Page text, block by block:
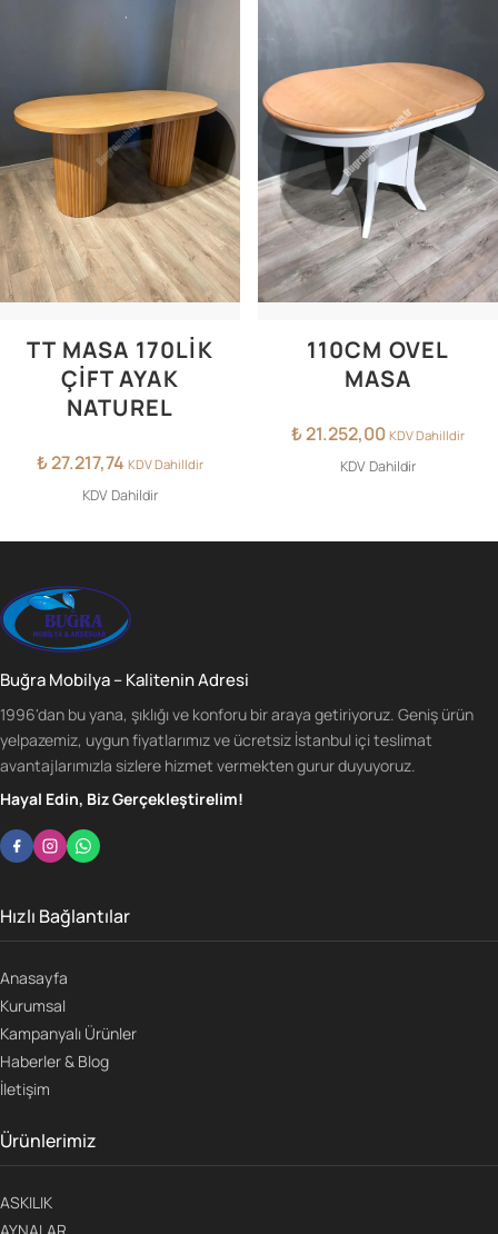
TT MASA 170LIK
ÇIFT AYAK
NATUREL
₺27.217,74 KDV Dahilldir
KDV Dahildir
110CM OVEL
MASA
₺21.252,00 KDV Dahilldir
KDV Dahildir
Buğra Mobilya – Kalitenin Adresi
1996'dan bu yana, şıklığı ve konforu bir araya getiriyoruz. Geniş ürün
yelpazemiz, uygun fiyatlarımız ve ücretsiz İstanbul içi teslimat
avantajlarımızla sizlere hizmet vermekten gurur duyuyoruz.
Hayal Edin, Biz Gerçekleştirelim!
Hızlı Bağlantılar
Anasayfa
Kurumsal
Kampanyalı Ürünler
Haberler & Blog
İletişim
Ürünlerimiz
ASKILIK
AYNALAR